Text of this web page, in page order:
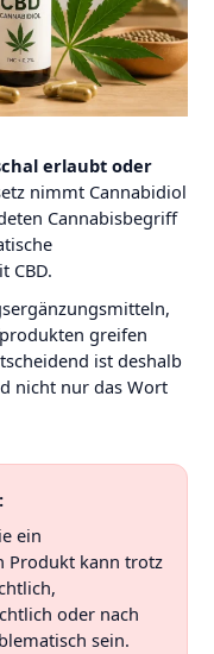
erlaubt oder
nimmt Cannabidiol
Cannabisbegriff
CBD.
greifen
ist deshalb
nicht nur das Wort
ein
Produkt kann trotz
oder nach
sein.